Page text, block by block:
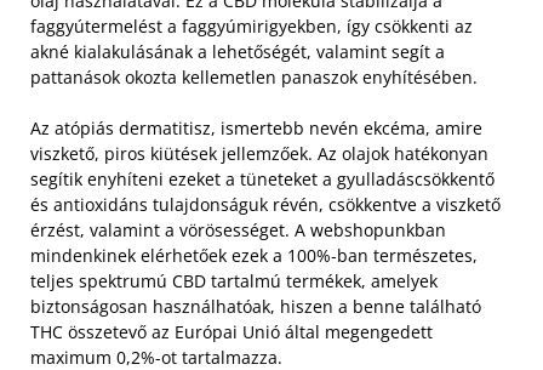
faggyútermelést a faggyúmirigyekben, így csökkenti az
akné kialakulásának a lehetőségét, valamint segít a
pattanások okozta kellemetlen panaszok enyhítésében.
Az atópiás dermatitisz, ismertebb nevén ekcéma, amire
viszkető, piros kiütések jellemzőek. Az olajok hatékonyan
segítik enyhíteni ezeket a tüneteket a gyulladáscsökkentő
és antioxidáns tulajdonságuk révén, csökkentve a viszkető
érzést, valamint a vörösességet. A webshopunkban
mindenkinek elérhetőek ezek a 100%-ban természetes,
teljes spektrumú CBD tartalmú termékek, amelyek
biztonságosan használhatóak, hiszen a benne található
THC összetevő az Európai Unió által megengedett
maximum 0,2%-ot tartalmazza.